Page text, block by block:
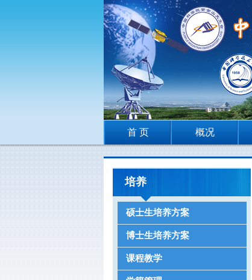
首 页 概况
培养
硕士生培养方案
博士生培养方案
课程教学